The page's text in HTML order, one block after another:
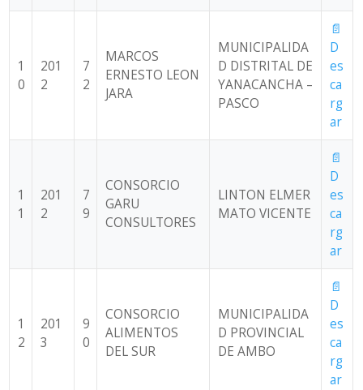
1
0
201
2
7
2
MARCOS
ERNESTO LEON
JARA
MUNICIPALIDA
D DISTRITAL DE
YANACANCHA –
PASCO
📄
D
es
ca
rg
ar
1
1
201
2
7
9
CONSORCIO
GARU
CONSULTORES
LINTON ELMER
MATO VICENTE
📄
D
es
ca
rg
ar
1
2
201
3
9
0
CONSORCIO
ALIMENTOS
DEL SUR
MUNICIPALIDA
D PROVINCIAL
DE AMBO
📄
D
es
ca
rg
ar